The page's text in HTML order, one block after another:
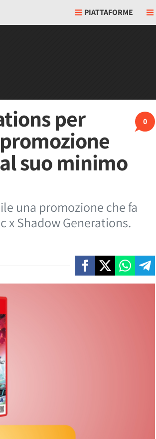
PIATTAFORME
0
per
suo minimo
una promozione che fa
x Shadow Generations.